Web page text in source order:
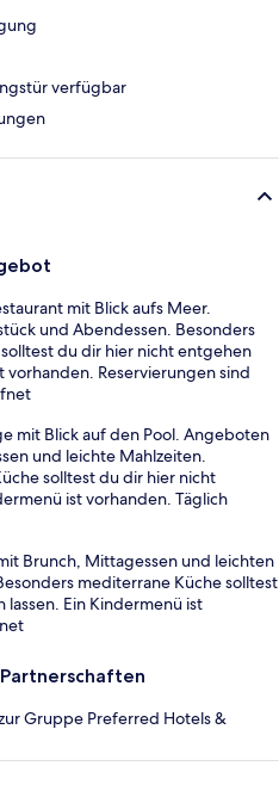
verfügbar
mit Blick aufs Meer.
und Abendessen. Besonders
du dir hier nicht entgehen
vorhanden. Reservierungen sind
mit Blick auf den Pool. Angeboten
und leichte Mahlzeiten.
solltest du dir hier nicht
ist vorhanden. Täglich
Brunch, Mittagessen und leichten
mediterrane Küche solltest
Ein Kindermenü ist
Gruppe Preferred Hotels &